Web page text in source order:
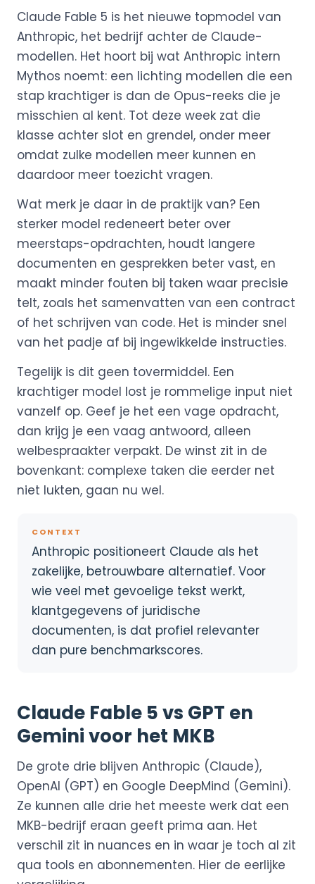
Claude Fable 5 is het nieuwe topmodel van
Anthropic, het bedrijf achter de Claude-
modellen. Het hoort bij wat Anthropic intern
Mythos noemt: een lichting modellen die een
stap krachtiger is dan de Opus-reeks die je
misschien al kent. Tot deze week zat die
klasse achter slot en grendel, onder meer
omdat zulke modellen meer kunnen en
daardoor meer toezicht vragen.
Wat merk je daar in de praktijk van? Een
sterker model redeneert beter over
meerstaps-opdrachten, houdt langere
documenten en gesprekken beter vast, en
maakt minder fouten bij taken waar precisie
telt, zoals het samenvatten van een contract
of het schrijven van code. Het is minder snel
van het padje af bij ingewikkelde instructies.
Tegelijk is dit geen tovermiddel. Een
krachtiger model lost je rommelige input niet
vanzelf op. Geef je het een vage opdracht,
dan krijg je een vaag antwoord, alleen
welbespraakter verpakt. De winst zit in de
bovenkant: complexe taken die eerder net
niet lukten, gaan nu wel.
CONTEXT
Anthropic positioneert Claude als het
zakelijke, betrouwbare alternatief. Voor
wie veel met gevoelige tekst werkt,
klantgegevens of juridische
documenten, is dat profiel relevanter
dan pure benchmarkscores.
Claude Fable 5 vs GPT en
Gemini voor het MKB
De grote drie blijven Anthropic (Claude),
OpenAI (GPT) en Google DeepMind (Gemini).
Ze kunnen alle drie het meeste werk dat een
MKB-bedrijf eraan geeft prima aan. Het
verschil zit in nuances en in waar je toch al zit
qua tools en abonnementen. Hier de eerlijke